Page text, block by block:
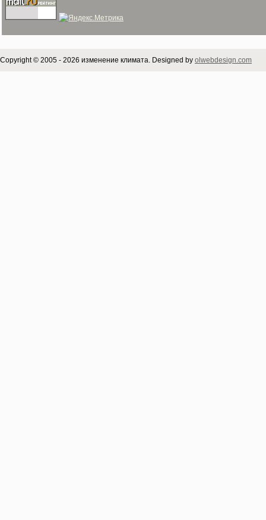
Copyright © 2005 - 2026 изменение климата. Designed by olwebdesign.com